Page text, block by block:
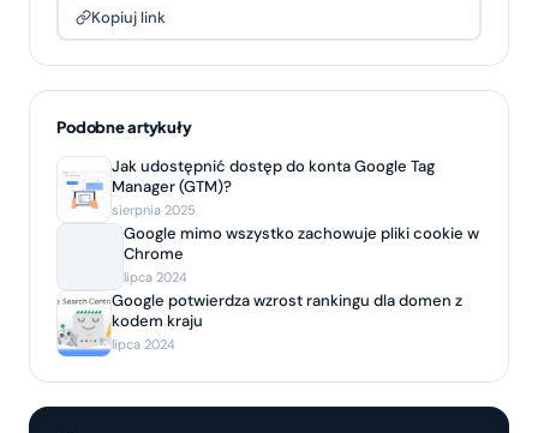
Kopiuj link
Podobne artykuły
Jak udostępnić dostęp do konta Google Tag
Manager (GTM)?
sierpnia 2025
Google mimo wszystko zachowuje pliki cookie w
Chrome
lipca 2024
Google potwierdza wzrost rankingu dla domen z
kodem kraju
lipca 2024